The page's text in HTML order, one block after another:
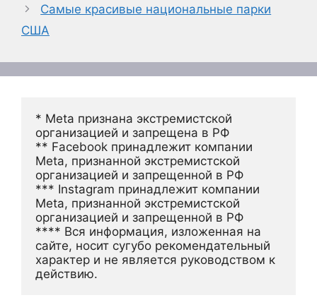
Самые красивые национальные парки
США
* Meta признана экстремистской
организацией и запрещена в РФ
** Facebook принадлежит компании
Meta, признанной экстремистской
организацией и запрещенной в РФ
*** Instagram принадлежит компании
Meta, признанной экстремистской
организацией и запрещенной в РФ
**** Вся информация, изложенная на
сайте, носит сугубо рекомендательный
характер и не является руководством к
действию.